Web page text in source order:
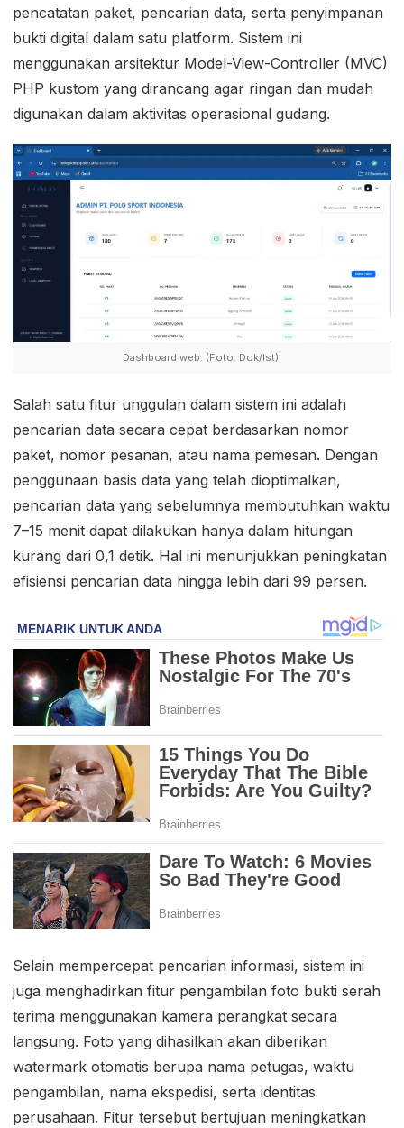
pencatatan paket, pencarian data, serta penyimpanan
bukti digital dalam satu platform. Sistem ini
menggunakan arsitektur Model-View-Controller (MVC)
PHP kustom yang dirancang agar ringan dan mudah
digunakan dalam aktivitas operasional gudang.
Dashboard web. (Foto: Dok/Ist).
Salah satu fitur unggulan dalam sistem ini adalah
pencarian data secara cepat berdasarkan nomor
paket, nomor pesanan, atau nama pemesan. Dengan
penggunaan basis data yang telah dioptimalkan,
pencarian data yang sebelumnya membutuhkan waktu
7–15 menit dapat dilakukan hanya dalam hitungan
kurang dari 0,1 detik. Hal ini menunjukkan peningkatan
efisiensi pencarian data hingga lebih dari 99 persen.
Selain mempercepat pencarian informasi, sistem ini
juga menghadirkan fitur pengambilan foto bukti serah
terima menggunakan kamera perangkat secara
langsung. Foto yang dihasilkan akan diberikan
watermark otomatis berupa nama petugas, waktu
pengambilan, nama ekspedisi, serta identitas
perusahaan. Fitur tersebut bertujuan meningkatkan